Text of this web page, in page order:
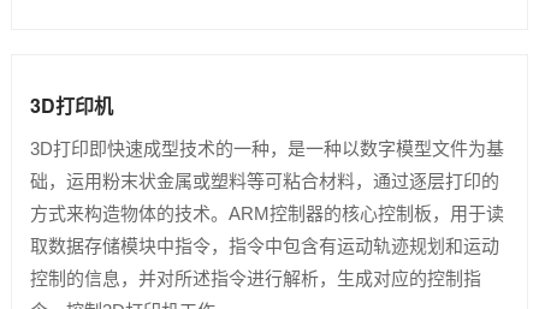
3D打印机
3D打印即快速成型技术的一种，是一种以数字模型文件为基
础，运用粉末状金属或塑料等可粘合材料，通过逐层打印的
方式来构造物体的技术。ARM控制器的核心控制板，用于读
取数据存储模块中指令，指令中包含有运动轨迹规划和运动
控制的信息，并对所述指令进行解析，生成对应的控制指